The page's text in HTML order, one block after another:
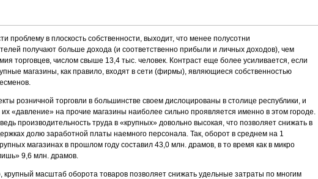
проблему в плоскость собственности, выходит, что менее полусотни
получают больше дохода (и соответственно прибыли и личных доходов), чем
торговцев, числом свыше 13,4 тыс. человек. Контраст еще более усиливается, если
магазины, как правило, входят в сети (фирмы), являющиеся собственностью
розничной торговли в большинстве своем дислоцированы в столице республики, и
их «давление» на прочие магазины наиболее сильно проявляется именно в этом городе.
производительность труда в «крупных» довольно высокая, что позволяет снижать в
долю заработной платы наемного персонала. Так, оборот в среднем на 1
магазинах в прошлом году составил 43,0 млн. драмов, в то время как в микро
9,6 млн. драмов.
крупный масштаб оборота товаров позволяет снижать удельные затраты по многим